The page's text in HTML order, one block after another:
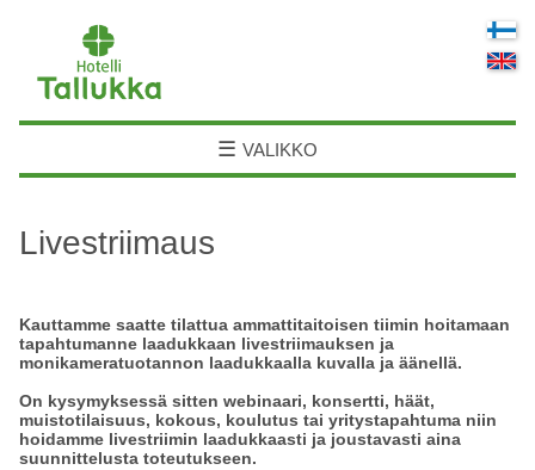
☰ VALIKKO
Livestriimaus
Kauttamme saatte tilattua ammattitaitoisen tiimin hoitamaan
tapahtumanne laadukkaan livestriimauksen ja
monikameratuotannon laadukkaalla kuvalla ja äänellä.
On kysymyksessä sitten webinaari, konsertti, häät,
muistotilaisuus, kokous, koulutus tai yritystapahtuma niin
hoidamme livestriimin laadukkaasti ja joustavasti aina
suunnittelusta toteutukseen.